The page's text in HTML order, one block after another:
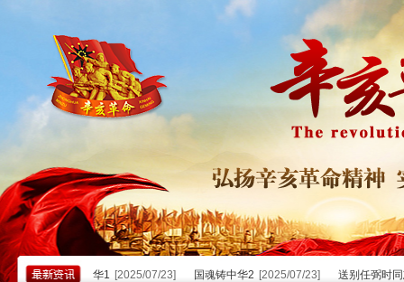
07] 国魂铸中华1 [2025/07/23] 国魂铸中华2 [2025/07/23] 送别任弼时同